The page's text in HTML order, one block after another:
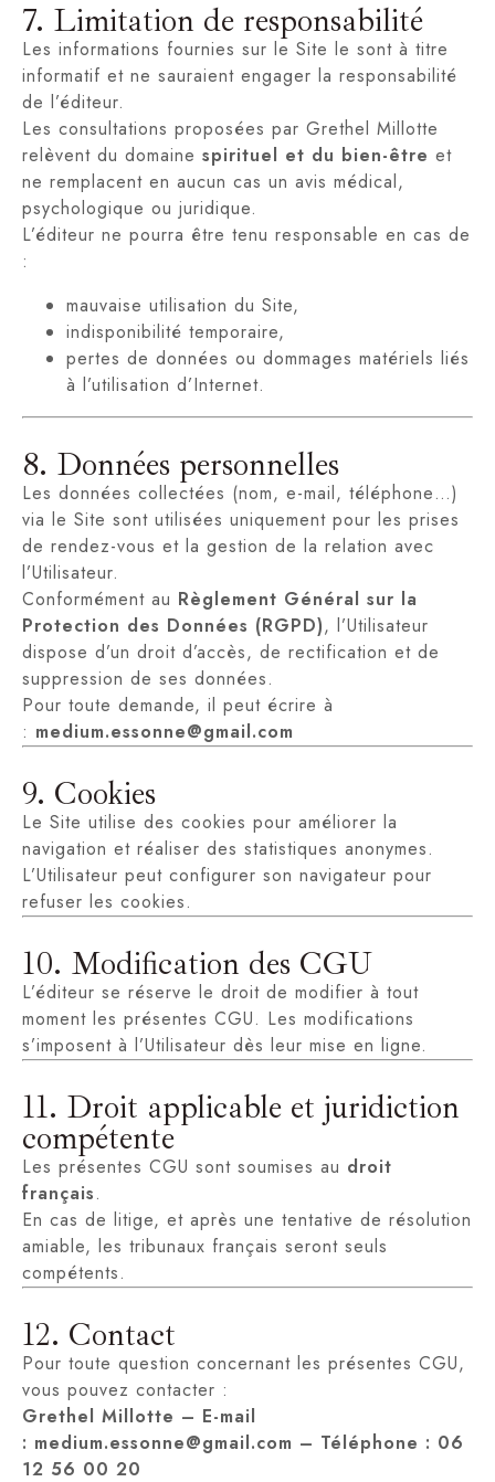
7. Limitation de responsabilité
Les informations fournies sur le Site le sont à titre
informatif et ne sauraient engager la responsabilité
de l’éditeur.
Les consultations proposées par Grethel Millotte
relèvent du domaine spirituel et du bien-être et
ne remplacent en aucun cas un avis médical,
psychologique ou juridique.
L’éditeur ne pourra être tenu responsable en cas de
:
mauvaise utilisation du Site,
indisponibilité temporaire,
pertes de données ou dommages matériels liés
à l’utilisation d’Internet.
8. Données personnelles
Les données collectées (nom, e-mail, téléphone…)
via le Site sont utilisées uniquement pour les prises
de rendez-vous et la gestion de la relation avec
l’Utilisateur.
Conformément au Règlement Général sur la
Protection des Données (RGPD), l’Utilisateur
dispose d’un droit d’accès, de rectification et de
suppression de ses données.
Pour toute demande, il peut écrire à
: medium.essonne@gmail.com
9. Cookies
Le Site utilise des cookies pour améliorer la
navigation et réaliser des statistiques anonymes.
L’Utilisateur peut configurer son navigateur pour
refuser les cookies.
10. Modification des CGU
L’éditeur se réserve le droit de modifier à tout
moment les présentes CGU. Les modifications
s’imposent à l’Utilisateur dès leur mise en ligne.
11. Droit applicable et juridiction
compétente
Les présentes CGU sont soumises au droit
français.
En cas de litige, et après une tentative de résolution
amiable, les tribunaux français seront seuls
compétents.
12. Contact
Pour toute question concernant les présentes CGU,
vous pouvez contacter :
Grethel Millotte – E-mail
: medium.essonne@gmail.com – Téléphone : 06
12 56 00 20